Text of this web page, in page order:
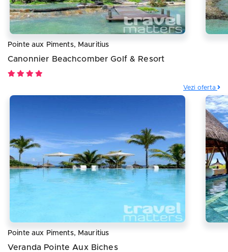
Pointe aux Piments, Mauritius
Canonnier Beachcomber Golf & Resort
Vezi oferta
Pointe aux Piments, Mauritius
Veranda Pointe Aux Biches